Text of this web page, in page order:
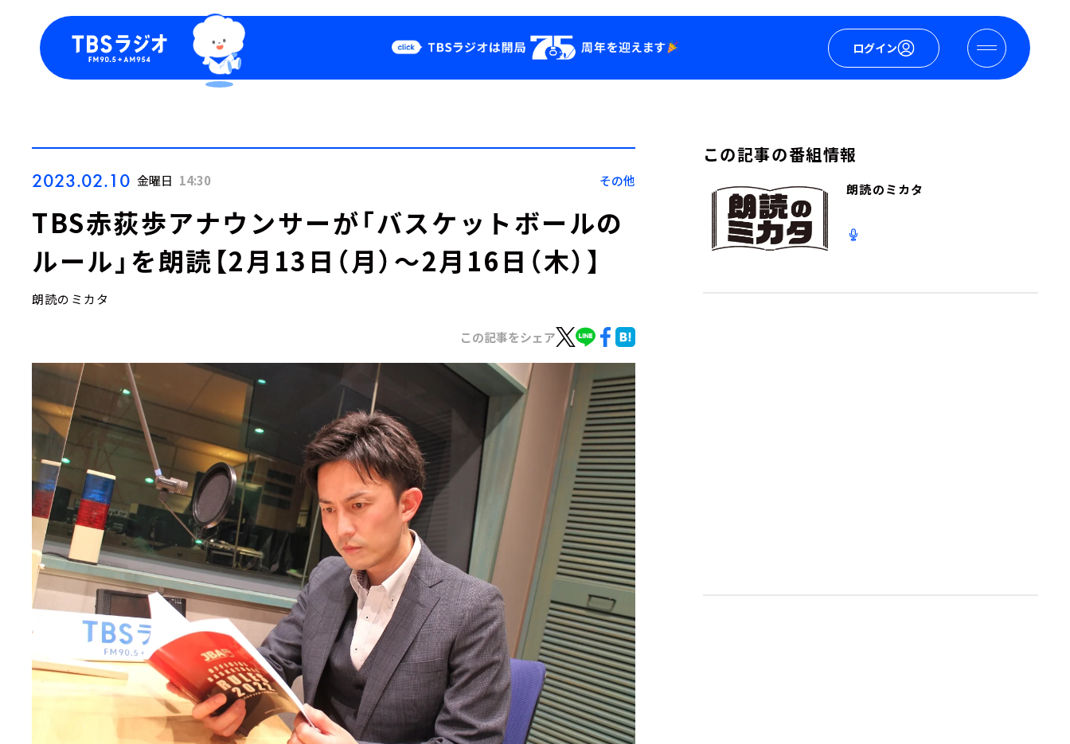
ログイン
Podcast
YouTube
2023.02.10 金曜日 14:30 その他
TBS赤荻歩アナウンサーが「バスケットボールの
ルール」を朗読【2月13日（月）～2月16日（木）】
朗読のミカタ
この記事をシェア
この記事の番組情報
朗読のミカタ